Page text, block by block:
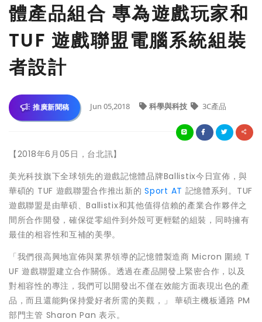
體產品組合 專為遊戲玩家和
TUF 遊戲聯盟電腦系統組裝
者設計
推廣新聞稿 Jun 05,2018 科學與科技 3C產品
【2018年6月05日，台北訊】
美光科技旗下全球領先的遊戲記憶體品牌Ballistix今日宣佈，與
華碩的 TUF 遊戲聯盟合作推出新的Sport AT 記憶體系列。TUF
遊戲聯盟是由華碩、Ballistix和其他值得信賴的產業合作夥伴之
間所合作開發，確保從零組件到外殼可更輕鬆的組裝，同時擁有
最佳的相容性和互補的美學。
「我們很高興地宣佈與業界領導的記憶體製造商 Micron 圍繞 T
UF 遊戲聯盟建立合作關係。透過在產品開發上緊密合作，以及
對相容性的專注，我們可以開發出不僅在效能方面表現出色的產
品，而且還能夠保持愛好者所需的美觀，」 華碩主機板通路 PM
部門主管 Sharon Pan 表示。